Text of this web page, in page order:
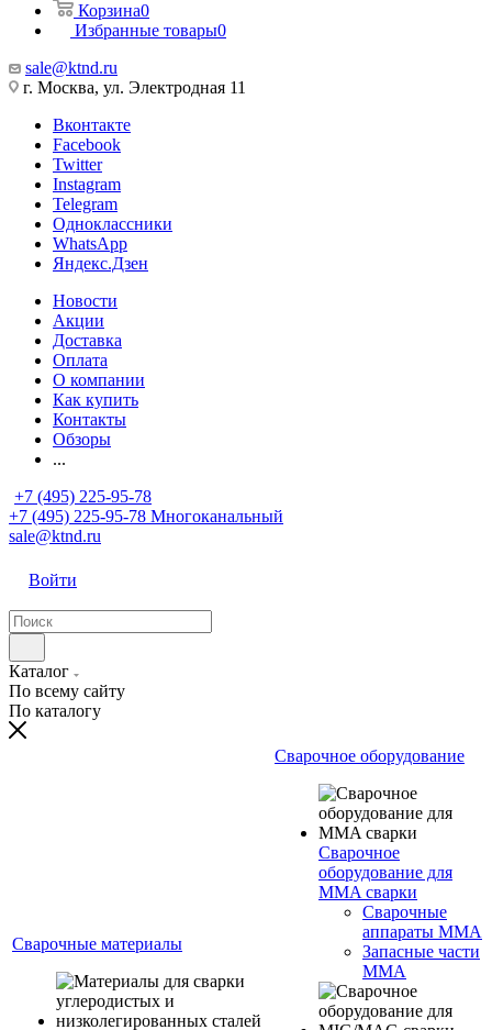
Корзина0
Избранные товары0
sale@ktnd.ru
г. Москва, ул. Электродная 11
Вконтакте
Facebook
Twitter
Instagram
Telegram
Одноклассники
WhatsApp
Яндекс.Дзен
Новости
Акции
Доставка
Оплата
О компании
Как купить
Контакты
Обзоры
...
+7 (495) 225-95-78
+7 (495) 225-95-78 Многоканальный
sale@ktnd.ru
Войти
Каталог
По всему сайту
По каталогу
Сварочные материалы
Сварочное оборудование
Сварочное
оборудование для
MMA сварки
Сварочные
аппараты MMA
Запасные части
MMA